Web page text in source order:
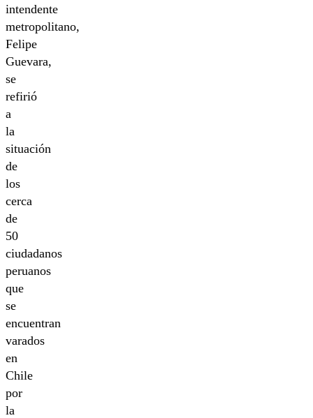
intendente
metropolitano,
Felipe
Guevara,
se
refirió
a
la
situación
de
los
cerca
de
50
ciudadanos
peruanos
que
se
encuentran
varados
en
Chile
por
la